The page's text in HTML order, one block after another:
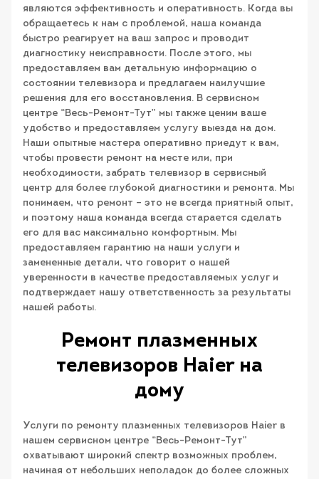
являются эффективность и оперативность. Когда вы
обращаетесь к нам с проблемой, наша команда
быстро реагирует на ваш запрос и проводит
диагностику неисправности. После этого, мы
предоставляем вам детальную информацию о
состоянии телевизора и предлагаем наилучшие
решения для его восстановления. В сервисном
центре “Весь-Ремонт-Тут” мы также ценим ваше
удобство и предоставляем услугу выезда на дом.
Наши опытные мастера оперативно приедут к вам,
чтобы провести ремонт на месте или, при
необходимости, забрать телевизор в сервисный
центр для более глубокой диагностики и ремонта. Мы
понимаем, что ремонт – это не всегда приятный опыт,
и поэтому наша команда всегда старается сделать
его для вас максимально комфортным. Мы
предоставляем гарантию на наши услуги и
замененные детали, что говорит о нашей
уверенности в качестве предоставляемых услуг и
подтверждает нашу ответственность за результаты
нашей работы.
Ремонт плазменных
телевизоров Haier на
дому
Услуги по ремонту плазменных телевизоров Haier в
нашем сервисном центре “Весь-Ремонт-Тут”
охватывают широкий спектр возможных проблем,
начиная от небольших неполадок до более сложных